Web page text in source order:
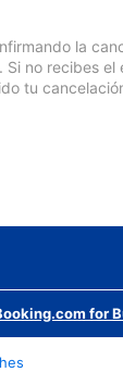
la
no recibes el
tu
for